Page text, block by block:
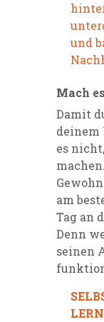
und
Mach
Damit
deinem
es
am
Tag an
Denn
seinen